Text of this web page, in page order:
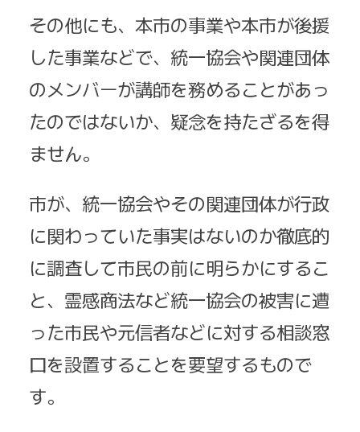
その他にも、本市の事業や本市が後援
した事業などで、統一協会や関連団体
のメンバーが講師を務めることがあっ
たのではないか、疑念を持たざるを得
ません。
市が、統一協会やその関連団体が行政
に関わっていた事実はないのか徹底的
に調査して市民の前に明らかにするこ
と、霊感商法など統一協会の被害に遭
った市民や元信者などに対する相談窓
口を設置することを要望するもので
す。